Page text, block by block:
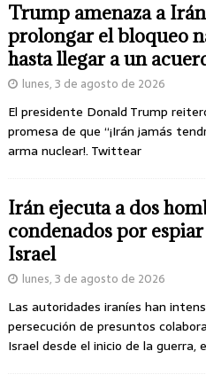
Trump amenaza a
prolongar el bloqueo
hasta llegar a un
lunes, 3 de agosto de 2026
El presidente Donald Trump
promesa de que “¡Irán jamás
arma nuclear!. Twittear
Irán ejecuta a dos
condenados por
Israel
lunes, 3 de agosto de 2026
Las autoridades iraníes han
persecución de presuntos
Israel desde el inicio de la guerra,